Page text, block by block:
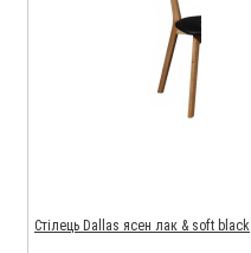
Стілець Dallas ясен лак & soft black